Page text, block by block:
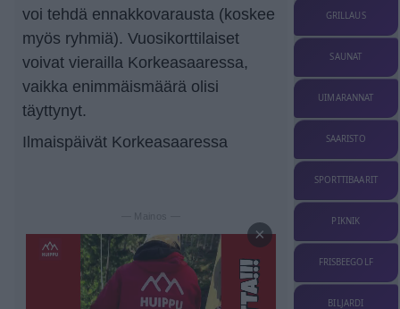
voi tehdä ennakkovarausta (koskee
myös ryhmiä). Vuosikorttilaiset
voivat vierailla Korkeasaaressa,
vaikka enimmäismäärä olisi
täyttynyt.
Ilmaispäivät Korkeasaaressa
— Mainos —
×
GRILLAUS
SAUNAT
UIMARANNAT
SAARISTO
SPORTTIBAARIT
PIKNIK
FRISBEEGOLF
BILJARDI